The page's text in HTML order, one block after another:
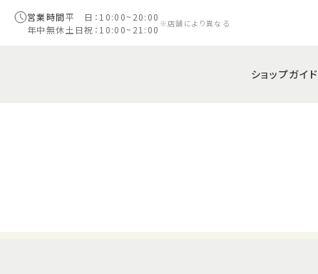
営業時間平 日：10:00~20:00
年中無休土日祝：10:00~21:00 ※店舗により異なる
ショップガイド